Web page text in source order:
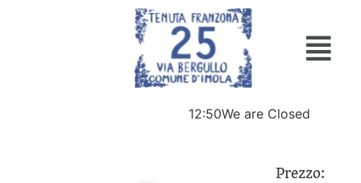
12:50We are Closed
Prezzo: